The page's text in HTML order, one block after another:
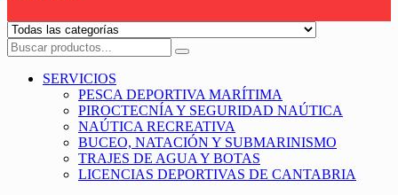
SERVICIOS
PESCA DEPORTIVA MARÍTIMA
PIROCTECNÍA Y SEGURIDAD NAÚTICA
NAÚTICA RECREATIVA
BUCEO, NATACIÓN Y SUBMARINISMO
TRAJES DE AGUA Y BOTAS
LICENCIAS DEPORTIVAS DE CANTABRIA